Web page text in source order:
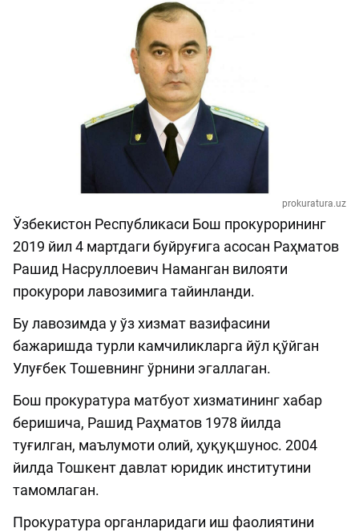
prokuratura.uz
Ўзбекистон Республикаси Бош прокурорининг
2019 йил 4 мартдаги буйруғига асосан Раҳматов
Рашид Насруллоевич Наманган вилояти
прокурори лавозимига тайинланди.
Бу лавозимда у ўз хизмат вазифасини
бажаришда турли камчиликларга йўл қўйган
Улуғбек Тошевнинг ўрнини эгаллаган.
Бош прокуратура матбуот хизматининг хабар
беришича, Рашид Раҳматов 1978 йилда
туғилган, маълумоти олий, ҳуқуқшунос. 2004
йилда Тошкент давлат юридик институтини
тамомлаган.
Прокуратура органларидаги иш фаолиятини